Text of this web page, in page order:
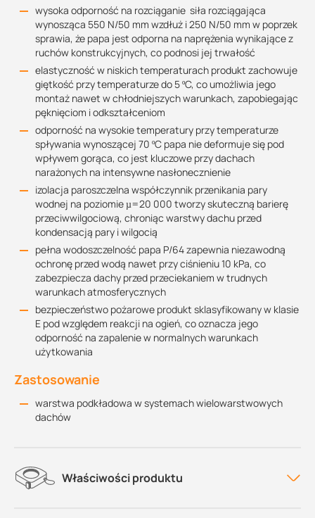
wysoka odporność na rozciąganie siła rozciągająca
wynosząca 550 N/50 mm wzdłuż i 250 N/50 mm w poprzek
sprawia, że papa jest odporna na naprężenia wynikające z
ruchów konstrukcyjnych, co podnosi jej trwałość
elastyczność w niskich temperaturach produkt zachowuje
giętkość przy temperaturze do 5 ºC, co umożliwia jego
montaż nawet w chłodniejszych warunkach, zapobiegając
pęknięciom i odkształceniom
odporność na wysokie temperatury przy temperaturze
spływania wynoszącej 70 ºC papa nie deformuje się pod
wpływem gorąca, co jest kluczowe przy dachach
narażonych na intensywne nasłonecznienie
izolacja paroszczelna współczynnik przenikania pary
wodnej na poziomie µ=20 000 tworzy skuteczną barierę
przeciwwilgociową, chroniąc warstwy dachu przed
kondensacją pary i wilgocią
pełna wodoszczelność papa P/64 zapewnia niezawodną
ochronę przed wodą nawet przy ciśnieniu 10 kPa, co
zabezpiecza dachy przed przeciekaniem w trudnych
warunkach atmosferycznych
bezpieczeństwo pożarowe produkt sklasyfikowany w klasie
E pod względem reakcji na ogień, co oznacza jego
odporność na zapalenie w normalnych warunkach
użytkowania
Zastosowanie
warstwa podkładowa w systemach wielowarstwowych
dachów
Właściwości produktu